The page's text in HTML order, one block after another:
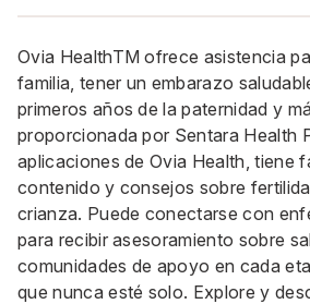
Ovia HealthTM ofrece asistencia
familia, tener un embarazo
primeros años de la paternidad y
proporcionada por Sentara Health
aplicaciones de Ovia Health, tiene
contenido y consejos sobre
crianza. Puede conectarse con
para recibir asesoramiento sobre
comunidades de apoyo en cada
que nunca esté solo. Explore y